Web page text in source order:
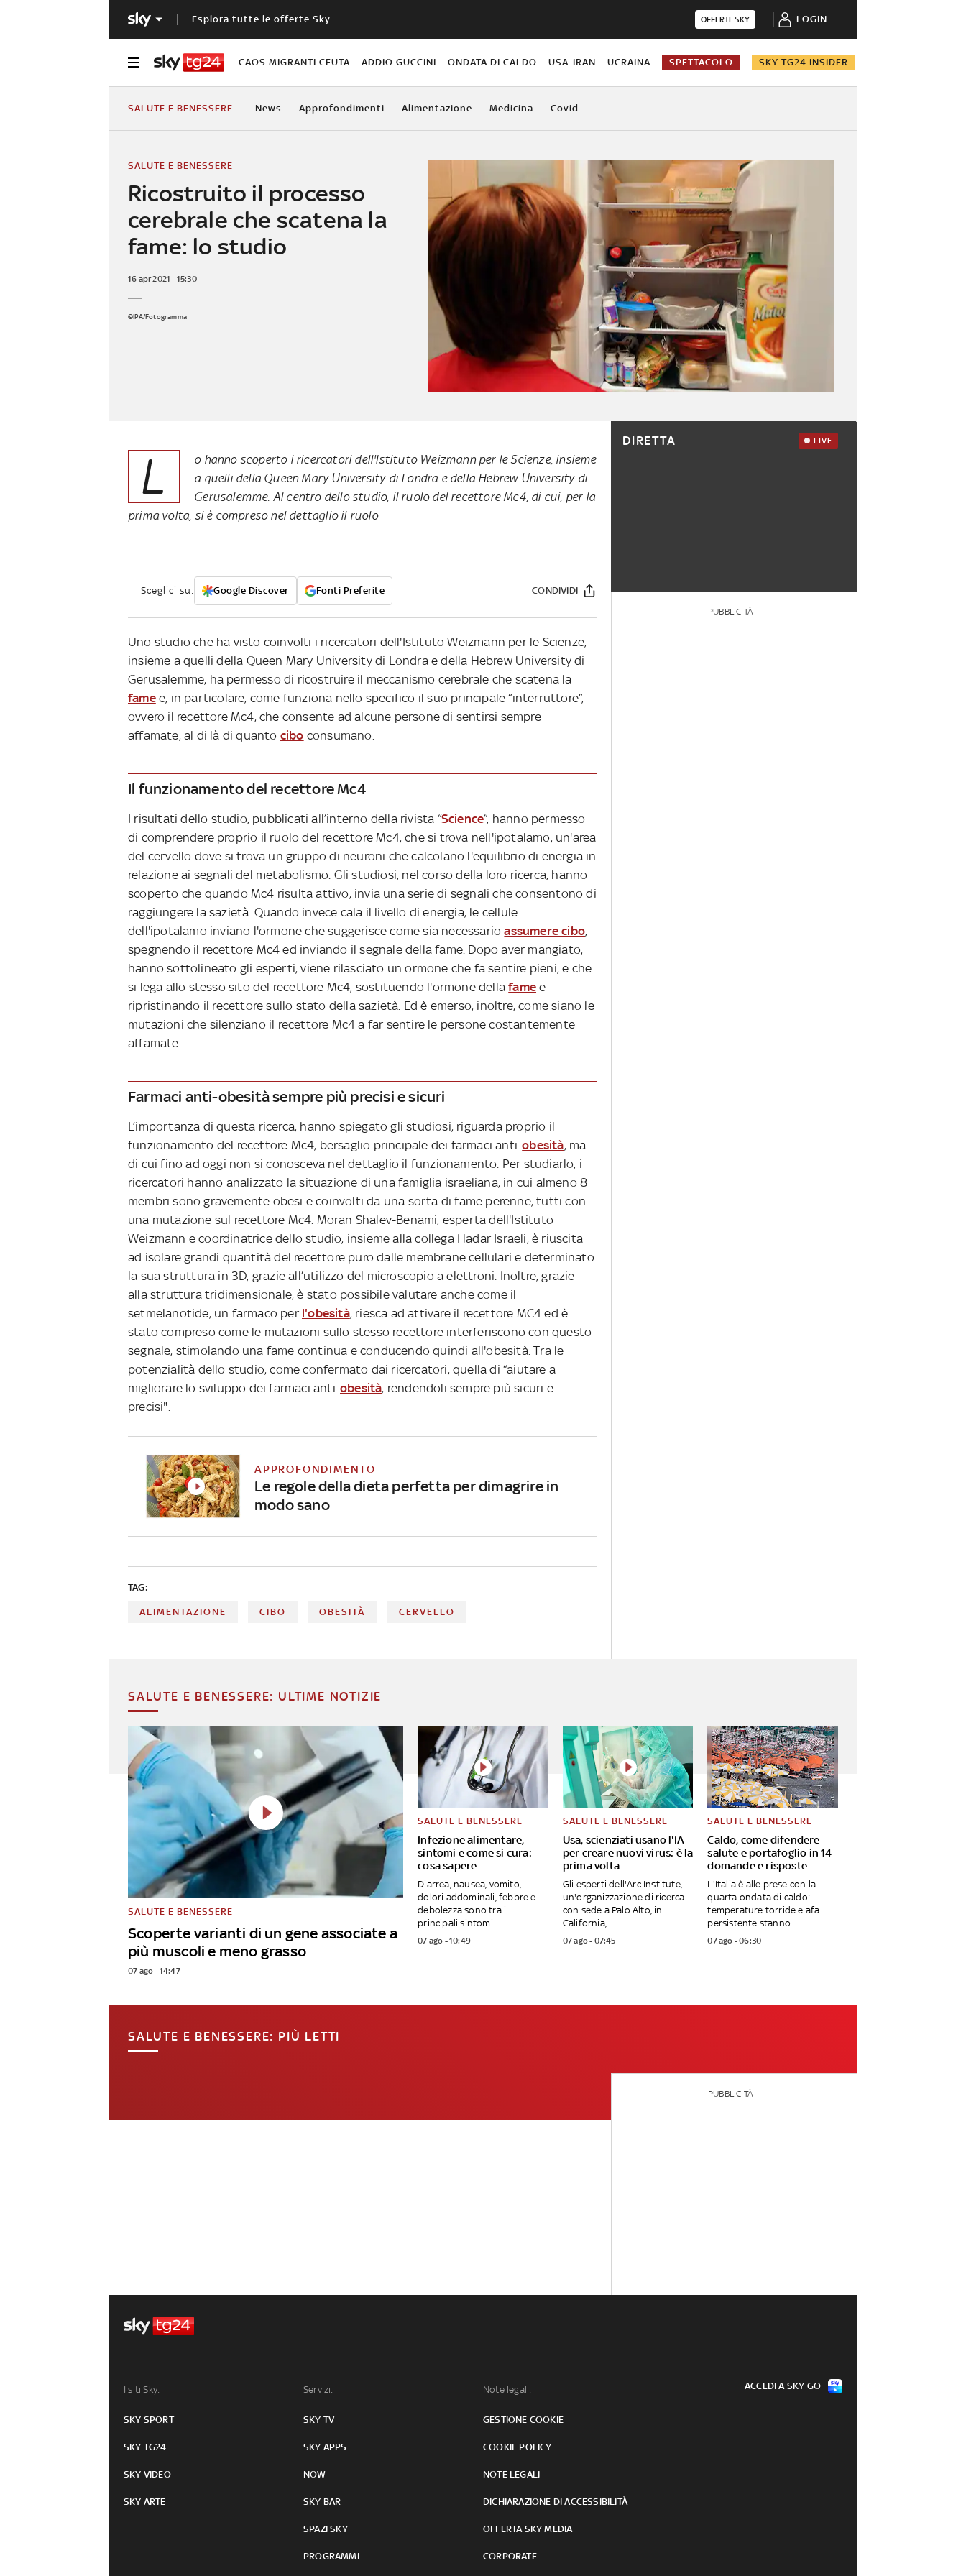
Esplora tutte le offerte Sky OFFERTE SKY LOGIN
CAOS MIGRANTI CEUTA ADDIO GUCCINI ONDATA DI CALDO USA-IRAN UCRAINA SPETTACOLO SKY TG24 INSIDER
SALUTE E BENESSERE News Approfondimenti Alimentazione Medicina Covid
Ricostruito il processo
cerebrale che scatena la
fame: lo studio
SALUTE E BENESSERE
16 apr 2021 - 15:30
©IPA/Fotogramma
L
o hanno scoperto i ricercatori dell'Istituto Weizmann per le Scienze, insieme
a quelli della Queen Mary University di Londra e della Hebrew University di
Gerusalemme. Al centro dello studio, il ruolo del recettore Mc4, di cui, per la
prima volta, si è compreso nel dettaglio il ruolo
Sceglici su: Google Discover Fonti Preferite CONDIVIDI
Uno studio che ha visto coinvolti i ricercatori dell'Istituto Weizmann per le Scienze,
insieme a quelli della Queen Mary University di Londra e della Hebrew University di
Gerusalemme, ha permesso di ricostruire il meccanismo cerebrale che scatena la
famee, in particolare, come funziona nello specifico il suo principale “interruttore”,
ovvero il recettore Mc4, che consente ad alcune persone di sentirsi sempre
affamate, al di là di quanto cibo consumano.
Il funzionamento del recettore Mc4
I risultati dello studio, pubblicati all’interno della rivista “Science”, hanno permesso
di comprendere proprio il ruolo del recettore Mc4, che si trova nell'ipotalamo, un'area
del cervello dove si trova un gruppo di neuroni che calcolano l'equilibrio di energia in
relazione ai segnali del metabolismo. Gli studiosi, nel corso della loro ricerca, hanno
scoperto che quando Mc4 risulta attivo, invia una serie di segnali che consentono di
raggiungere la sazietà. Quando invece cala il livello di energia, le cellule
dell'ipotalamo inviano l'ormone che suggerisce come sia necessarioassumere cibo,
spegnendo il recettore Mc4 ed inviando il segnale della fame. Dopo aver mangiato,
hanno sottolineato gli esperti, viene rilasciato un ormone che fa sentire pieni, e che
si lega allo stesso sito del recettore Mc4, sostituendo l'ormone dellafame e
ripristinando il recettore sullo stato della sazietà. Ed è emerso, inoltre, come siano le
mutazioni che silenziano il recettore Mc4 a far sentire le persone costantemente
affamate.
Farmaci anti-obesità sempre più precisi e sicuri
L’importanza di questa ricerca, hanno spiegato gli studiosi, riguarda proprio il
funzionamento del recettore Mc4, bersaglio principale dei farmaci anti-obesità, ma
di cui fino ad oggi non si conosceva nel dettaglio il funzionamento. Per studiarlo, i
ricercatori hanno analizzato la situazione di una famiglia israeliana, in cui almeno 8
membri sono gravemente obesi e coinvolti da una sorta di fame perenne, tutti con
una mutazione sul recettore Mc4. Moran Shalev-Benami, esperta dell'Istituto
Weizmann e coordinatrice dello studio, insieme alla collega Hadar Israeli, è riuscita
ad isolare grandi quantità del recettore puro dalle membrane cellulari e determinato
la sua struttura in 3D, grazie all’utilizzo del microscopio a elettroni. Inoltre, grazie
alla struttura tridimensionale, è stato possibile valutare anche come il
setmelanotide, un farmaco per l'obesità, riesca ad attivare il recettore MC4 ed è
stato compreso come le mutazioni sullo stesso recettore interferiscono con questo
segnale, stimolando una fame continua e conducendo quindi all'obesità. Tra le
potenzialità dello studio, come confermato dai ricercatori, quella di “aiutare a
migliorare lo sviluppo dei farmaci anti-obesità, rendendoli sempre più sicuri e
precisi".
APPROFONDIMENTO
Le regole della dieta perfetta per dimagrire in
modo sano
TAG:
ALIMENTAZIONE CIBO OBESITÀ CERVELLO
DIRETTA LIVE
PUBBLICITÀ
SALUTE E BENESSERE: ULTIME NOTIZIE
Scoperte varianti di un gene associate a
più muscoli e meno grasso
SALUTE E BENESSERE
07 ago - 14:47
Infezione alimentare,
sintomi e come si cura:
cosa sapere
SALUTE E BENESSERE
Diarrea, nausea, vomito,
dolori addominali, febbre e
debolezza sono tra i
principali sintomi...
07 ago - 10:49
Usa, scienziati usano l'IA
per creare nuovi virus: è la
prima volta
SALUTE E BENESSERE
Gli esperti dell'Arc Institute,
un'organizzazione di ricerca
con sede a Palo Alto, in
California,...
07 ago - 07:45
Caldo, come difendere
salute e portafoglio in 14
domande e risposte
SALUTE E BENESSERE
L'Italia è alle prese con la
quarta ondata di caldo:
temperature torride e afa
persistente stanno...
07 ago - 06:30
SALUTE E BENESSERE: PIÙ LETTI
PUBBLICITÀ
I siti Sky:
SKY SPORT
SKY TG24
SKY VIDEO
SKY ARTE
Servizi:
SKY TV
SKY APPS
NOW
SKY BAR
SPAZI SKY
PROGRAMMI
Note legali:
GESTIONE COOKIE
COOKIE POLICY
NOTE LEGALI
DICHIARAZIONE DI ACCESSIBILITÀ
OFFERTA SKY MEDIA
CORPORATE
ACCEDI A SKY GO